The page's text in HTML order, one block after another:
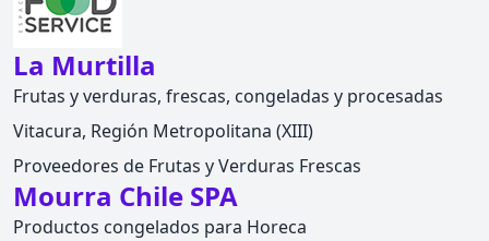
La Murtilla
Frutas y verduras, frescas, congeladas y procesadas
Vitacura, Región Metropolitana (XIII)
Proveedores de Frutas y Verduras Frescas
Mourra Chile SPA
Productos congelados para Horeca